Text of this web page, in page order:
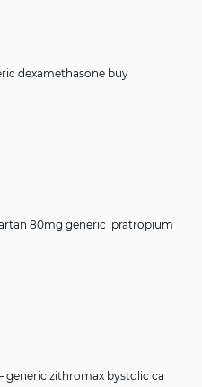
dexamethasone buy
80mg generic ipratropium
generic zithromax bystolic ca